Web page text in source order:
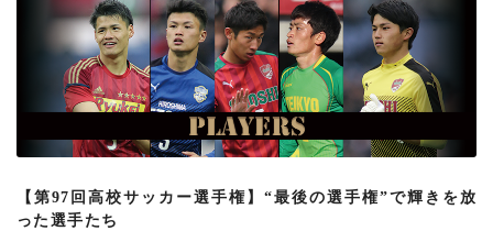
【第97回高校サッカー選手権】“最後の選手権”で輝きを放
った選手たち